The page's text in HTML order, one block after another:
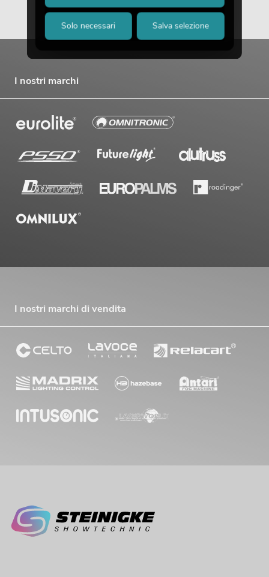
I nostri marchi
I nostri marchi di vendita
Solo necessari Salva selezione